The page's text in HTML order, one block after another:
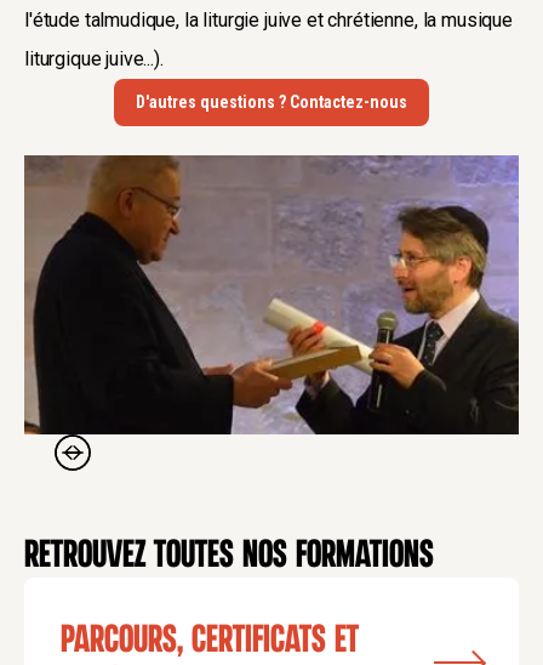
l'étude talmudique, la liturgie juive et chrétienne, la musique
liturgique juive...).
D'autres questions ? Contactez-nous
Retrouvez toutes nos formations
Parcours, certificats et